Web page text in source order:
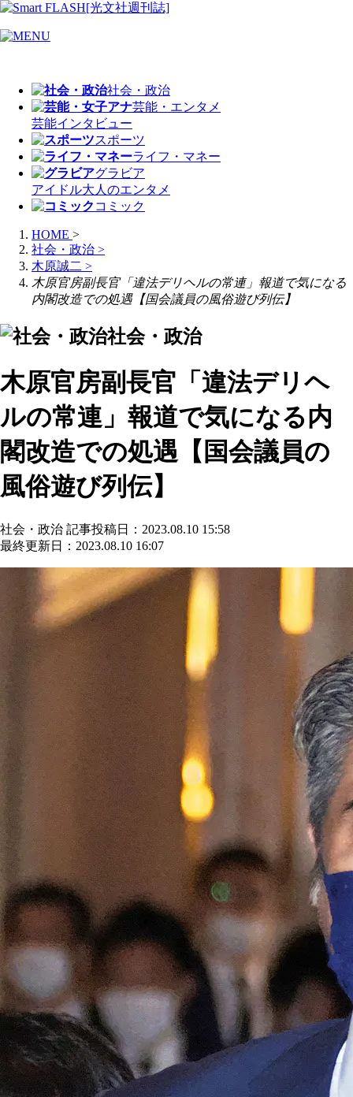
社会・政治
芸能・エンタメ
芸能インタビュー
スポーツ
ライフ・マネー
グラビア
アイドル大人のエンタメ
コミック
HOME >
社会・政治 >
木原誠二 >
木原官房副長官「違法デリヘルの常連」報道で気になる
内閣改造での処遇【国会議員の風俗遊び列伝】
社会・政治
木原官房副長官「違法デリヘ
ルの常連」報道で気になる内
閣改造での処遇【国会議員の
風俗遊び列伝】
社会・政治 記事投稿日：2023.08.10 15:58
最終更新日：2023.08.10 16:07